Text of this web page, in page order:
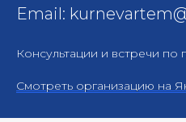
Email:
Консультации и встречи по
Смотреть организацию на